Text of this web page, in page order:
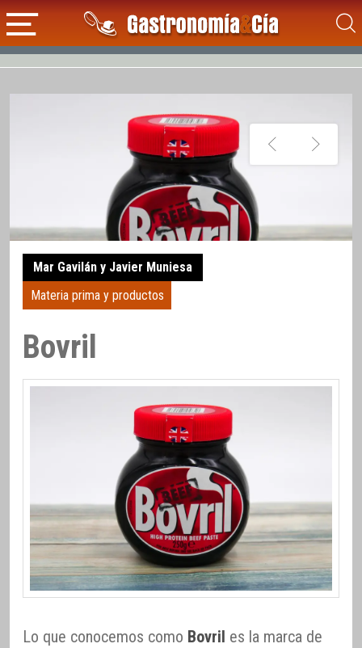
Mar Gavilán y Javier Muniesa
Materia prima y productos
Bovril
Lo que conocemos como Bovril es la marca de